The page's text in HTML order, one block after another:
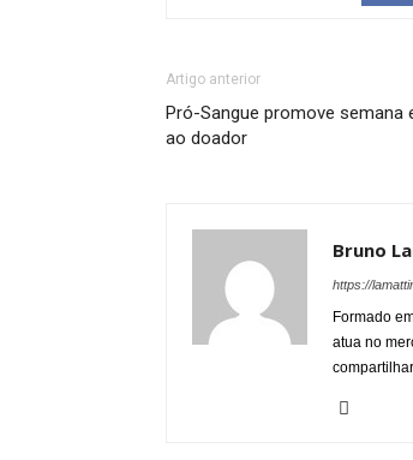
Artigo anterior
Pró-Sangue promove semana
ao doador
Bruno
https://
Formado
atua no